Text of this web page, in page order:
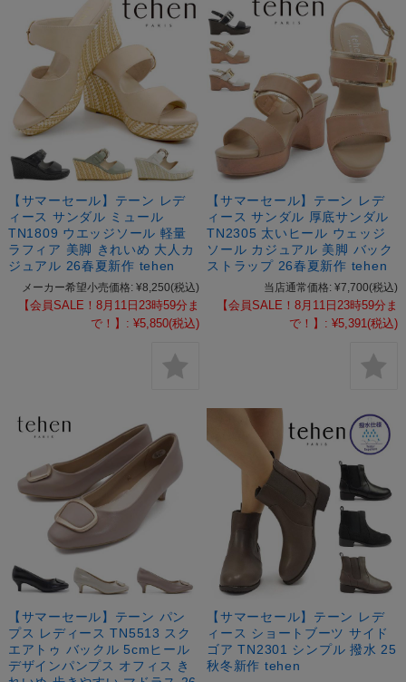
【サマーセール】テーン レデ
ィース サンダル ミュール
TN1809 ウエッジソール 軽量
ラフィア 美脚 きれいめ 大人カ
ジュアル 26春夏新作 tehen
メーカー希望小売価格: ¥8,250(税込)
【会員SALE！8月11日23時59分ま
で！】: ¥5,850(税込)
【サマーセール】テーン レデ
ィース サンダル 厚底サンダル
TN2305 太いヒール ウェッジ
ソール カジュアル 美脚 バック
ストラップ 26春夏新作 tehen
当店通常価格: ¥7,700(税込)
【会員SALE！8月11日23時59分ま
で！】: ¥5,391(税込)
【サマーセール】テーン パン
プス レディース TN5513 スク
エアトゥ バックル 5cmヒール
デザインパンプス オフィス き
【サマーセール】テーン レデ
ィース ショートブーツ サイド
ゴア TN2301 シンプル 撥水 25
秋冬新作 tehen